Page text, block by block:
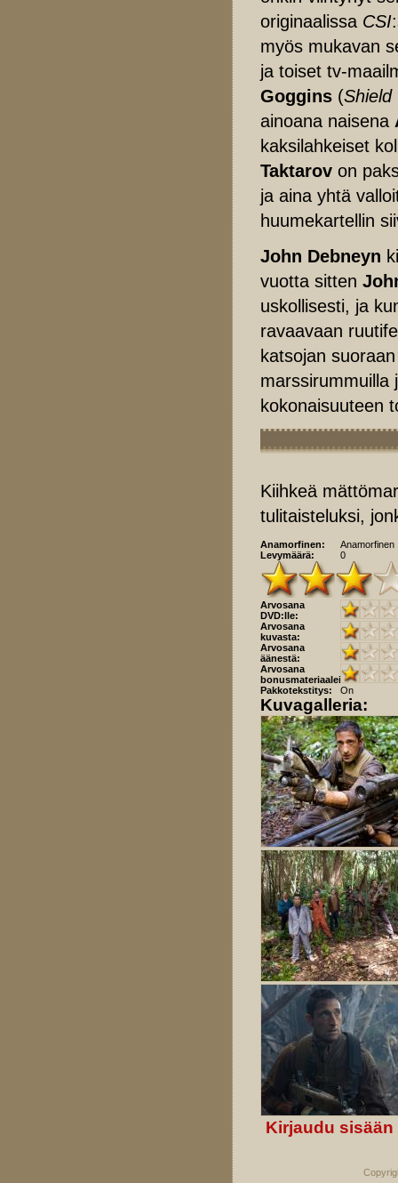
originaalissa CSI
myös mukavan
ja toiset tv-
Goggins (Shield
ainoana naisena
kaksilahkeiset
Taktarov on
ja aina yhtä
huumekartellin
John Debneyn
vuotta sitten
uskollisesti, ja
ravaavaan
katsojan
marssirummuilla
kokonaisuuteen
Kiihkeä
tulitaisteluksi,
Anamorfinen:
Anamorfinen
Levymäärä:
0
Arvosana
DVD:lle:
Arvosana
kuvasta:
Arvosana
äänestä:
Arvosana
bonusmateriaaleista:
Pakkotekstitys:
On
Kuvagalleria:
Kirjaudu sisään